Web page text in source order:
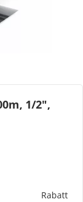
1/2",
Rabatt